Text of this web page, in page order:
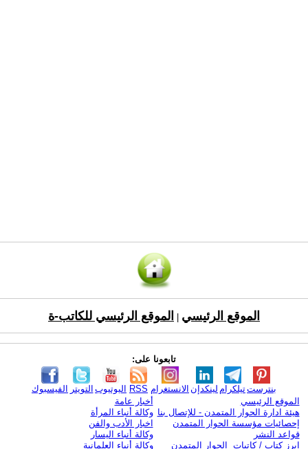
الموقع الرئيسي الموقع الرئيسي للكاتب-ة
تابعونا على:
الفيسبوك التويتر اليوتيوب RSS الانستغرام لينكدإن تيلكرامبنترست
الموقع الرئيسي
هيئة ادارة الحوار المتمدن - للإتصال بنا
إحصائيات مؤسسة الحوار المتمدن
قواعد النشر
ابرز كتاب / كاتبات الحوار المتمدن
أخبار عامة
وكالة أنباء المرأة
اخبار الأدب والفن
وكالة أنباء اليسار
وكالة أنباء العلمانية